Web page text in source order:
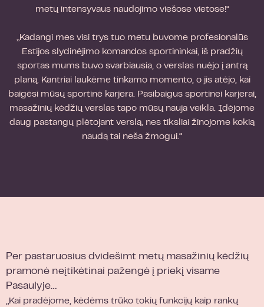
metų intensyvaus naudojimo viešose vietose!“
„Kadangi mes visi trys tuo metu buvome profesionalūs
Estijos slydinėjimo komandos sportininkai, iš pradžių
sportas mums buvo svarbiausia, o verslas nuėjo į antrą
planą. Kantriai laukėme tinkamo momento, o jis atėjo, kai
baigėsi mūsų sportinė karjera. Pasibaigus sportinei karjerai,
masažinių kėdžių verslas tapo mūsų nauja veikla. Įdėjome
daug pastangų plėtojant verslą, nes tiksliai žinojome kokią
naudą tai neša žmogui.“
Per pastaruosius dvidešimt metų masažinių kėdžių
pramonė neįtikėtinai pažengė į priekį visame
Pasaulyje…
„Kai pradėjome, kėdėms trūko tokių funkcijų kaip rankų